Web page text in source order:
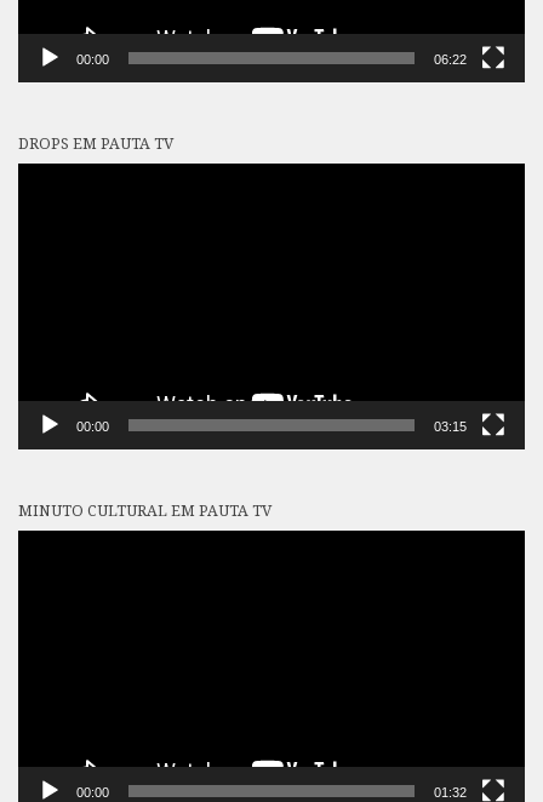
00:00 06:22
DROPS EM PAUTA TV
00:00 03:15
MINUTO CULTURAL EM PAUTA TV
00:00 01:32